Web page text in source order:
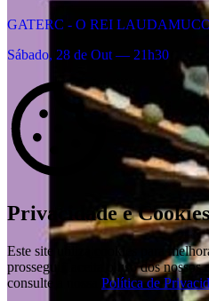
GATERC - O REI
Sábado, 28 de Out — 21h30
Privacidade e Cookies
Este site utiliza cookies para
prosseguir, aceita o uso dos
consulte a nossa
Política de